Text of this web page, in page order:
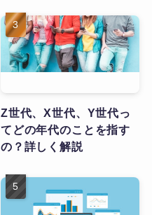
Z世代、X世代、Y世代っ
てどの年代のことを指す
の？詳しく解説